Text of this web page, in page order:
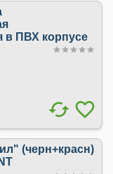
в ПВХ корпусе
(черн+красн)